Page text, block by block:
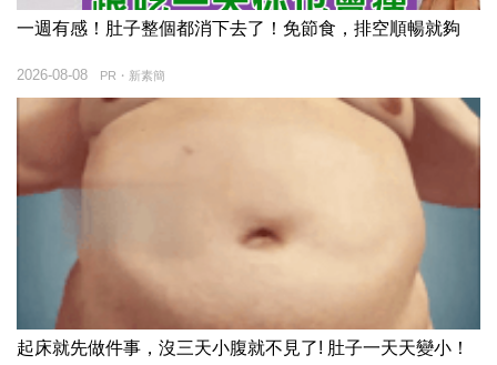
一週有感！肚子整個都消下去了！免節食，排空順暢就夠
PR・新素簡
2026-08-08
起床就先做件事，沒三天小腹就不見了! 肚子一天天變小！